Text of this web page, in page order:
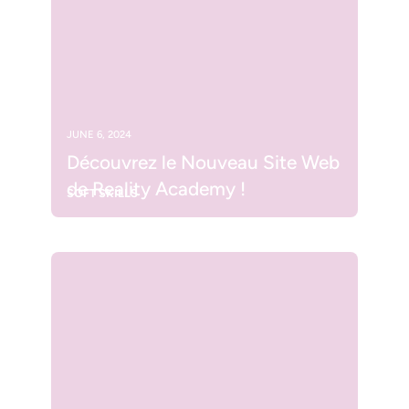
JUNE 6, 2024
Découvrez le Nouveau Site Web
de Reality Academy !
SOFT SKILLS